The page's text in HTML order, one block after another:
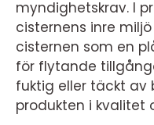
myndighetskrav. I
cisternens inre
cisternen som en
för flytande
fuktig eller täckt av
produkten i kvalitet